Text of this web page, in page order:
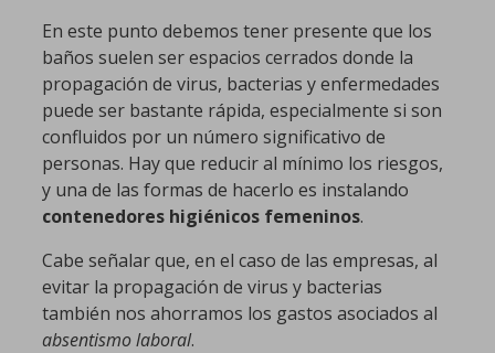
En este punto debemos tener presente que los
baños suelen ser espacios cerrados donde la
propagación de virus, bacterias y enfermedades
puede ser bastante rápida, especialmente si son
confluidos por un número significativo de
personas. Hay que reducir al mínimo los riesgos,
y una de las formas de hacerlo es instalando
contenedores higiénicos femeninos.
Cabe señalar que, en el caso de las empresas, al
evitar la propagación de virus y bacterias
también nos ahorramos los gastos asociados al
absentismo laboral.